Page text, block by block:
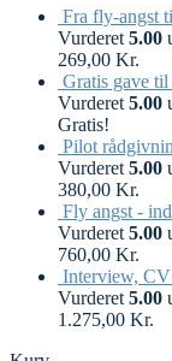
Fra fly-angst
Vurderet 5.00
269,00 Kr.
Gratis gave
Vurderet 5.00
Gratis!
Pilot
Vurderet 5.00
380,00 Kr.
Fly angst -
Vurderet 5.00
760,00 Kr.
Interview,
Vurderet 5.00
1.275,00 Kr.